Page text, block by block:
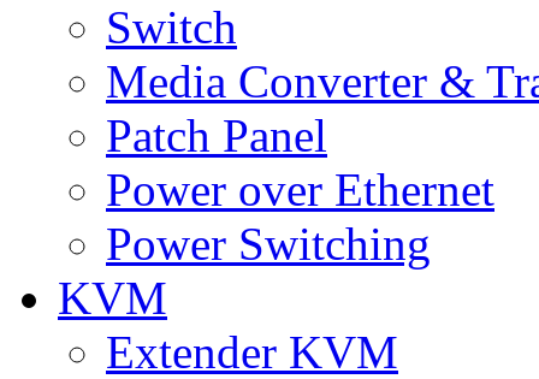
Switch
Media Converter &
Patch Panel
Power over Ethernet
Power Switching
KVM
Extender KVM